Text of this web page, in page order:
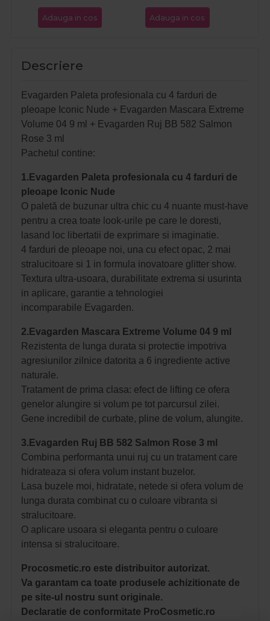
Adauga in cos Adauga in cos
Descriere
Evagarden Paleta profesionala cu 4 farduri de
pleoape Iconic Nude + Evagarden Mascara Extreme
Volume 04 9 ml + Evagarden Ruj BB 582 Salmon
Rose 3 ml
Pachetul contine:
1.Evagarden Paleta profesionala cu 4 farduri de
pleoape Iconic Nude
O paletă de buzunar ultra chic cu 4 nuante must-have
pentru a crea toate look-urile pe care le doresti,
lasand loc libertatii de exprimare si imaginatie.
4 farduri de pleoape noi, una cu efect opac, 2 mai
stralucitoare si 1 in formula inovatoare glitter show.
Textura ultra-usoara, durabilitate extrema si usurinta
in aplicare, garantie a tehnologiei
incomparabile Evagarden.
2.Evagarden Mascara Extreme Volume 04 9 ml
Rezistenta de lunga durata si protectie impotriva
agresiunilor zilnice datorita a 6 ingrediente active
naturale.
Tratament de prima clasa: efect de lifting ce ofera
genelor alungire si volum pe tot parcursul zilei.
Gene incredibil de curbate, pline de volum, alungite.
3.Evagarden Ruj BB 582 Salmon Rose 3 ml
Combina performanta unui ruj cu un tratament care
hidrateaza si ofera volum instant buzelor.
Lasa buzele moi, hidratate, netede si ofera volum de
lunga durata combinat cu o culoare vibranta si
stralucitoare.
O aplicare usoara si eleganta pentru o culoare
intensa si stralucitoare.
Procosmetic.ro este distribuitor autorizat.
Va garantam ca toate produsele achizitionate de
pe site-ul nostru sunt originale.
Declaratie de conformitate ProCosmetic.ro